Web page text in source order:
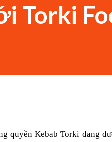
Torki
quyền Kebab Torki đang